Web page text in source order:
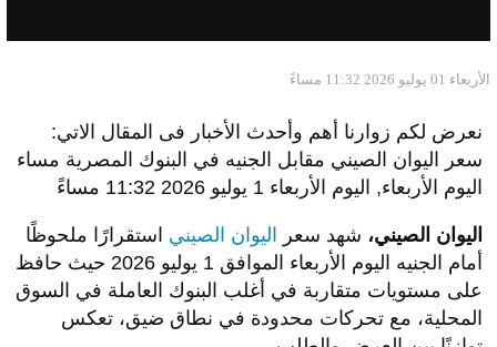
الأربعاء 01 يوليو 2026 11:32 مساءً
نعرض لكم زوارنا أهم وأحدث الأخبار فى المقال الاتي:
سعر اليوان الصيني مقابل الجنيه في البنوك المصرية مساء
اليوم الأربعاء, اليوم الأربعاء 1 يوليو 2026 11:32 مساءً
اليوان الصيني، شهد سعر اليوان الصيني استقرارًا ملحوظًا
أمام الجنيه اليوم الأربعاء الموافق 1 يوليو 2026 حيث حافظ
على مستويات متقاربة في أغلب البنوك العاملة في السوق
المحلية، مع تحركات محدودة في نطاق ضيق، تعكس